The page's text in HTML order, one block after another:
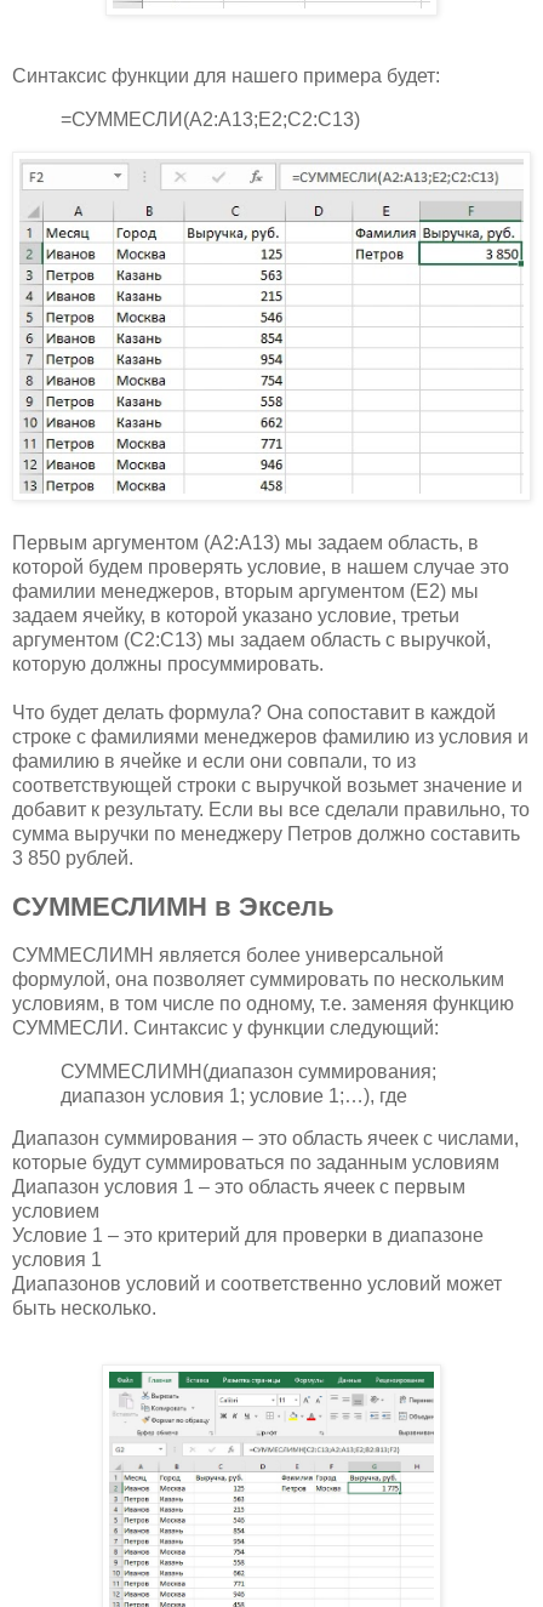
Синтаксис функции для нашего примера будет:
=СУММЕСЛИ(A2:A13;E2;C2:C13)
Первым аргументом (A2:A13) мы задаем область, в
которой будем проверять условие, в нашем случае это
фамилии менеджеров, вторым аргументом (E2) мы
задаем ячейку, в которой указано условие, третьи
аргументом (C2:C13) мы задаем область с выручкой,
которую должны просуммировать.
Что будет делать формула? Она сопоставит в каждой
строке с фамилиями менеджеров фамилию из условия и
фамилию в ячейке и если они совпали, то из
соответствующей строки с выручкой возьмет значение и
добавит к результату. Если вы все сделали правильно, то
сумма выручки по менеджеру Петров должно составить
3 850 рублей.
СУММЕСЛИМН в Эксель
СУММЕСЛИМН является более универсальной
формулой, она позволяет суммировать по нескольким
условиям, в том числе по одному, т.е. заменяя функцию
СУММЕСЛИ. Синтаксис у функции следующий:
СУММЕСЛИМН(диапазон суммирования;
диапазон условия 1; условие 1;…), где
Диапазон суммирования – это область ячеек с числами,
которые будут суммироваться по заданным условиям
Диапазон условия 1 – это область ячеек с первым
условием
Условие 1 – это критерий для проверки в диапазоне
условия 1
Диапазонов условий и соответственно условий может
быть несколько.